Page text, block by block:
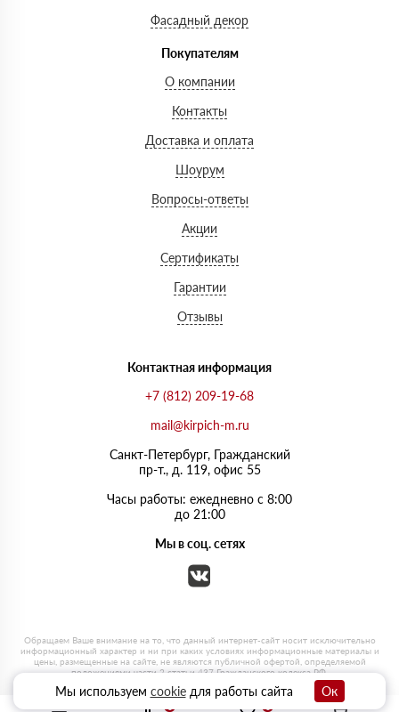
Фасадный декор
Покупателям
О компании
Контакты
Доставка и оплата
Шоурум
Вопросы-ответы
Акции
Сертификаты
Гарантии
Отзывы
Контактная информация
+7 (812) 209-19-68
mail@kirpich-m.ru
Санкт-Петербург, Граждaнский
пр-т., д. 119, офис 55
Часы работы: ежедневно с 8:00
до 21:00
Мы в соц. сетях
Мы используем cookieдля работы сайта Ок